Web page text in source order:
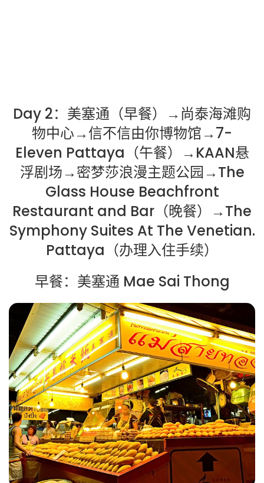
Day 2：美塞通（早餐）→尚泰海滩购
物中心→信不信由你博物馆→7-
Eleven Pattaya（午餐）→️KAAN悬
浮剧场→密梦莎浪漫主题公园→The
Glass House Beachfront
Restaurant and Bar（晚餐）→The
Symphony Suites At The Venetian.
Pattaya（办理入住手续）
早餐：美塞通 Mae Sai Thong